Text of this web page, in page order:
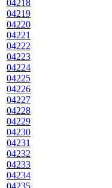
04218
04219
04220
04221
04222
04223
04224
04225
04226
04227
04228
04229
04230
04231
04232
04233
04234
04235